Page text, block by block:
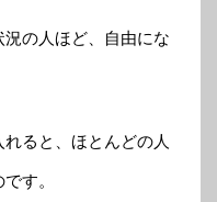
の人ほど、自由にな
ると、ほとんどの人
す。